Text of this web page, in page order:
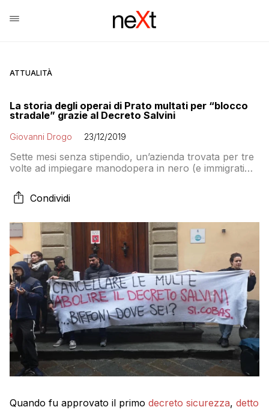
ATTUALITÀ
La storia degli operai di Prato multati per “blocco
stradale” grazie al Decreto Salvini
Giovanni Drogo 23/12/2019
Sette mesi senza stipendio, un’azienda trovata per tre
volte ad impiegare manodopera in nero (e immigrati
bene di multare quelli che lottano per i propri diritti.
Benvenuti nell’Italia della “sicurezza” à la Salvini
Condividi
Quando fu approvato il primo decreto sicurezza, detto